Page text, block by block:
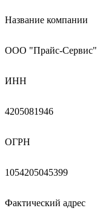
Название компании
ООО "Прайс-Сервис"
ИНН
4205081946
ОГРН
1054205045399
Фактический адрес